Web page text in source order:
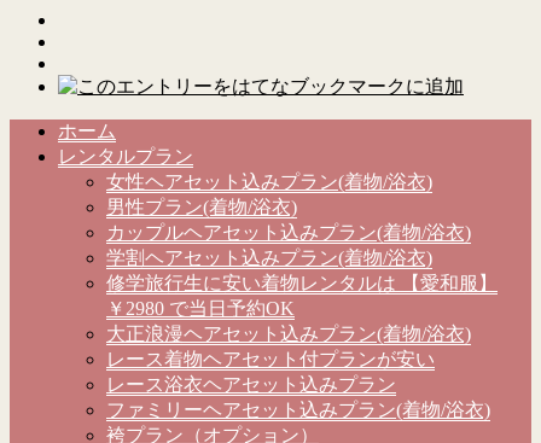
ホーム
レンタルプラン
女性ヘアセット込みプラン(着物/浴衣)
男性プラン(着物/浴衣)
カップルヘアセット込みプラン(着物/浴衣)
学割ヘアセット込みプラン(着物/浴衣)
修学旅行生に安い着物レンタルは 【愛和服】
￥2980 で当日予約OK
大正浪漫ヘアセット込みプラン(着物/浴衣)
レース着物ヘアセット付プランが安い
レース浴衣ヘアセット込みプラン
ファミリーヘアセット込みプラン(着物/浴衣)
袴プラン（オプション）